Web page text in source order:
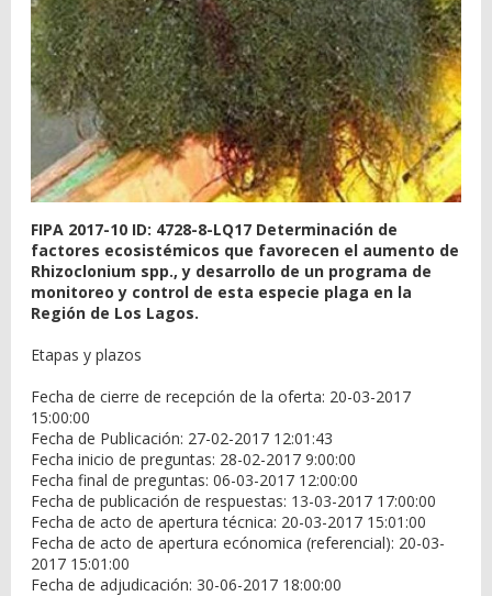
FIPA 2017-10 ID: 4728-8-LQ17 Determinación de
factores ecosistémicos que favorecen el aumento de
Rhizoclonium spp., y desarrollo de un programa de
monitoreo y control de esta especie plaga en la
Región de Los Lagos.
Etapas y plazos
Fecha de cierre de recepción de la oferta: 20-03-2017
15:00:00
Fecha de Publicación: 27-02-2017 12:01:43
Fecha inicio de preguntas: 28-02-2017 9:00:00
Fecha final de preguntas: 06-03-2017 12:00:00
Fecha de publicación de respuestas: 13-03-2017 17:00:00
Fecha de acto de apertura técnica: 20-03-2017 15:01:00
Fecha de acto de apertura ecónomica (referencial): 20-03-
2017 15:01:00
Fecha de adjudicación: 30-06-2017 18:00:00